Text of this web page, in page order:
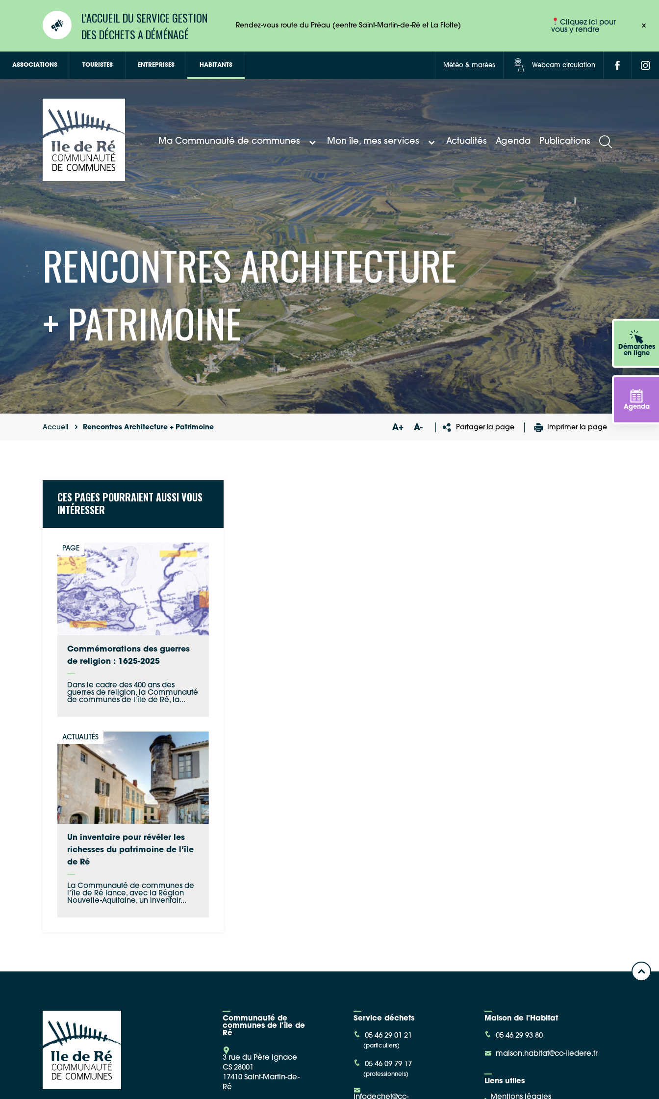
L'ACCUEIL DU SERVICE GESTION
DES DÉCHETS A DÉMÉNAGÉ
Rendez-vous route du Préau (eentre Saint-Martin-de-Ré et La Flotte)
Cliquez ici pour
vous y rendre
Démarches
en ligne
Agenda
ASSOCIATIONS TOURISTES ENTREPRISES HABITANTS Météo & marées Webcam circulation
Ma Communauté de communes Mon île, mes services Actualités Agenda Publications
RENCONTRES ARCHITECTURE
+ PATRIMOINE
Accueil Rencontres Architecture + Patrimoine A+ A- Partager la page Imprimer la page
CES PAGES POURRAIENT AUSSI VOUS
INTÉRESSER
PAGE
Commémorations des guerres
de religion : 1625-2025
Dans le cadre des 400 ans des
guerres de religion, la Communauté
de communes de l'île de Ré, la...
ACTUALITÉS
Un inventaire pour révéler les
richesses du patrimoine de l’île
de Ré
La Communauté de communes de
l’île de Ré lance, avec la Région
Nouvelle-Aquitaine, un inventair...
Communauté de
communes de l'île de
Ré
3 rue du Père Ignace
CS 28001
17410 Saint-Martin-de-
Ré
Service déchets
05 46 29 01 21
(particuliers)
05 46 09 79 17
(professionnels)
infodechet@cc-
Maison de l'Habitat
05 46 29 93 80
maison.habitat@cc-iledere.fr
Liens utiles
Mentions légales